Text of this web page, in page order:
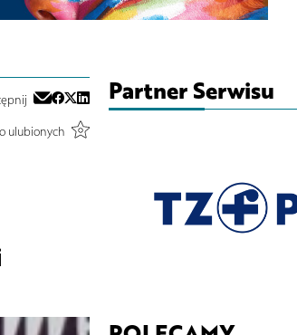
ulubionych
Partner Serwisu